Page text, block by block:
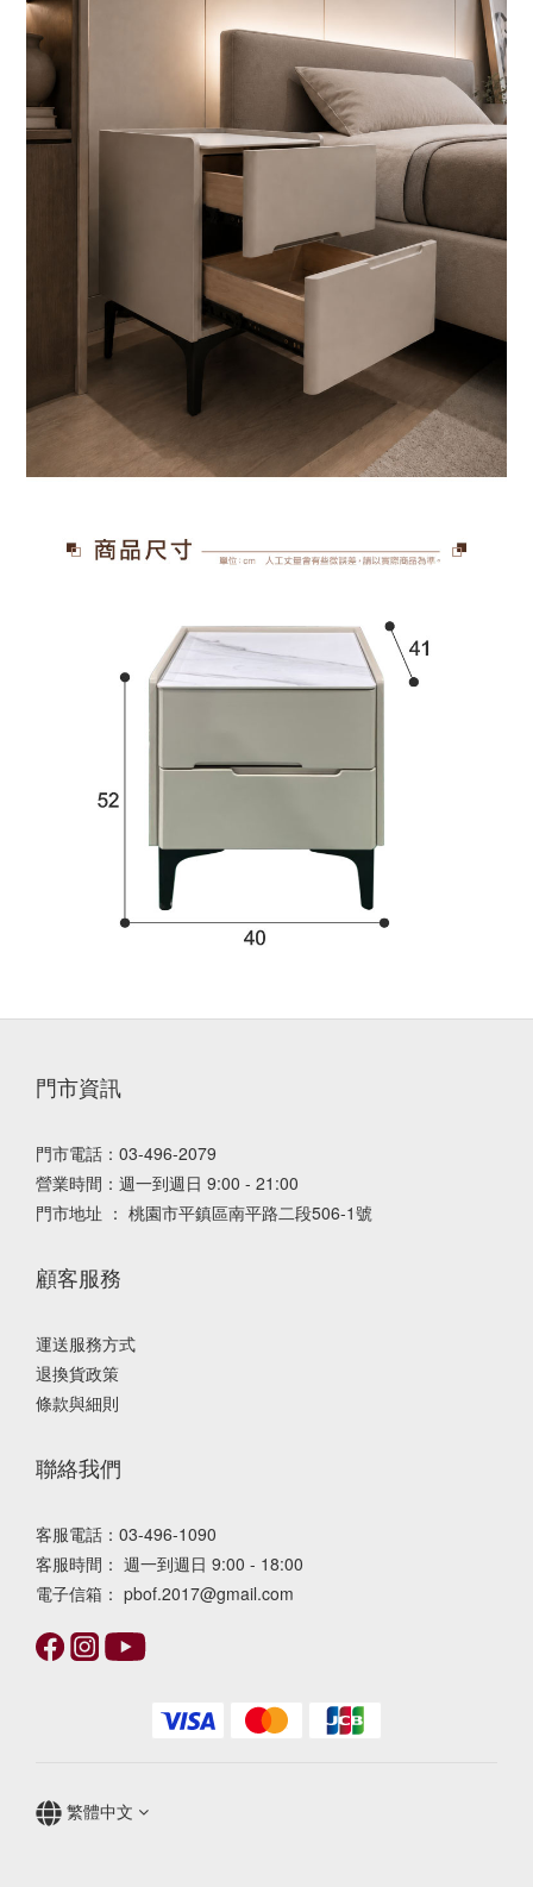
門市資訊
門市電話：03-496-2079
營業時間：週一到週日 9:00 - 21:00
門市地址 ： 桃園市平鎮區南平路二段506-1號
顧客服務
運送服務方式
退換貨政策
條款與細則
聯絡我們
客服電話：03-496-1090
客服時間： 週一到週日 9:00 - 18:00
電子信箱： pbof.2017@gmail.com
繁體中文